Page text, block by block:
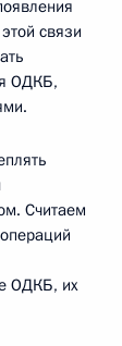
связи
ОДКБ,
Считаем
ОДКБ, их